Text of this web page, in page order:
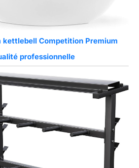
kettlebell Competition Premium
professionnelle